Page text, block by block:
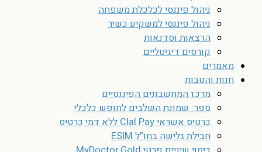
ניהול פיננסי לכלכלת משפחה
ניהול פיננסי למשקיע כשיר
הרצאות וסדנאות
קורסים דיגיטליים
מאמרים
חנות והטבות
מרכז המחשבונים הפיננסיים
ספר: שמונת השלבים לחופש כלכלי
כרטיס אשראי Clal Pay ללא דמי כרטיס
חבילת גלישה בחו”ל ESIM